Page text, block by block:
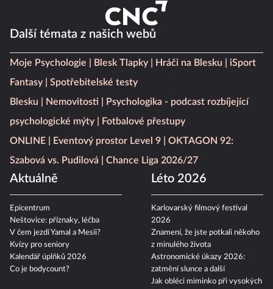
Další témata z našich webů
Moje Psychologie Blesk Tlapky Hráči na Blesku
iSport
Fantasy
Spotřebitelské testy
Blesku
Nemovitosti
Psychologika - podcast rozbíjející
psychologické mýty
Fotbalové přestupy
ONLINE
Eventový prostor Level 9
OKTAGON 92:
Szabová vs. Pudilová
Chance Liga 2026/27
Aktuálně
Epicentrum
Neštovice: příznaky, léčba
V čem jezdí Yamal a Mesii?
Kvízy pro seniory
Kalendář úplňků 2026
Co je bodycount?
Léto 2026
Karlovarský filmový festival
2026
Znamení, že jste potkali někoho
z minulého života
Astronomické úkazy 2026:
zatmění slunce a další
Jak obléci miminko při vysokých